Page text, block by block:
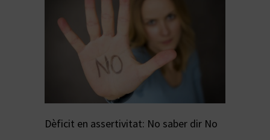
Dèficit en assertivitat: No saber dir No